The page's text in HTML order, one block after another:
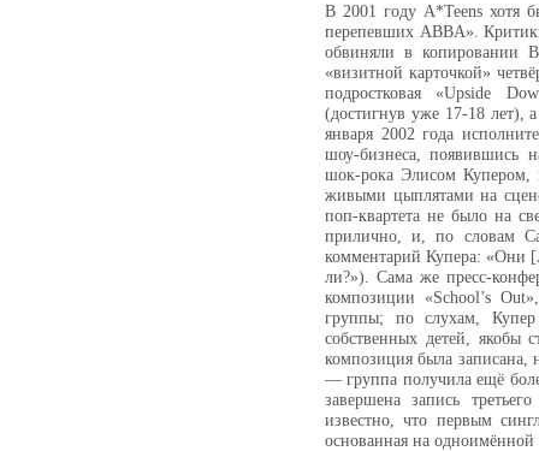
В 2001 году A*Teens хотя
перепевших ABBA».
обвиняли в копировании
«визитной карточкой»
подростковая «Upside
(достигнув уже 17-18 лет),
января 2002 года
шоу-бизнеса, появившись
шок-рока Элисом Купером,
живыми цыплятами на
поп-квартета не было на
прилично, и, по словам
комментарий Купера: «Они
ли?»). Сама же пресс-
композиции «School’s
группы; по слухам, Купер
собственных детей, якобы
композиция была
— группа получила ещё
завершена запись
известно, что первым
основанная на